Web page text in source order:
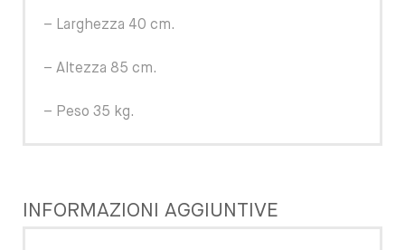
– Larghezza 40 cm.
– Altezza 85 cm.
– Peso 35 kg.
INFORMAZIONI AGGIUNTIVE